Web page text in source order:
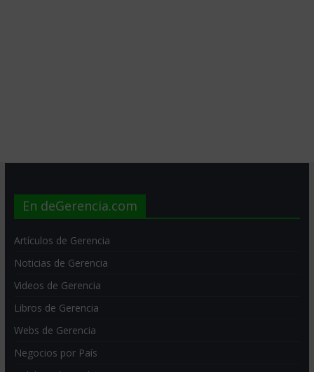
En deGerencia.com
Artículos de Gerencia
Noticias de Gerencia
Videos de Gerencia
Libros de Gerencia
Webs de Gerencia
Negocios por País